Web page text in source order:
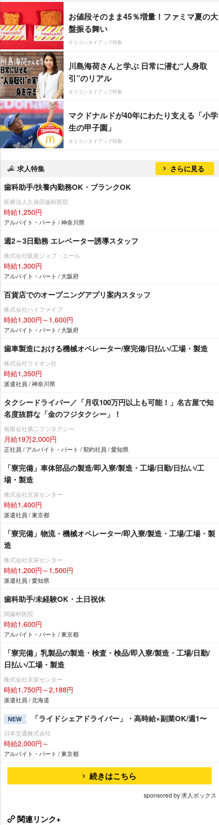
お値段そのまま45％増量！ファミマ夏の大
盤振る舞い
オリコンタイアップ特集
川島海荷さんと学ぶ 日常に潜む“人身取
引”のリアル
オリコンタイアップ特集
マクドナルドが40年にわたり支える「小学
生の甲子園」
オリコンタイアップ特集
求人特集 さらに見る
歯科助手/扶養内勤務OK・ブランクOK
医療法人久保田歯科医院
時給1,250円
アルバイト・パート / 神奈川県
週2～3日勤務 エレベーター誘導スタッフ
株式会社阪急ジョブ・エール
時給1,300円
アルバイト・パート / 大阪府
百貨店でのオープニングアプリ案内スタッフ
株式会社ハイファイブ
時給1,300円～1,600円
アルバイト・パート / 大阪府
歯車製造における機械オペレーター/寮完備/日払い/工場・製造
株式会社ライオン社
時給1,350円
派遣社員 / 神奈川県
タクシードライバー／「月収100万円以上も可能！」名古屋で知
名度抜群な「金のフジタクシー」！
有限会社第二フジタクシー
月給19万2,000円
正社員 / アルバイト・パート / 契約社員 / 愛知県
「寮完備」車体部品の製造/即入寮/製造・工場/日勤/日払い/工
場・製造
株式会社京栄センター
時給1,400円
派遣社員 / 東京都
「寮完備」物流・機械オペレーター/即入寮/製造・工場/工場・製
造
株式会社京栄センター
時給1,200円～1,500円
派遣社員 / 愛知県
歯科助手/未経験OK・土日祝休
関歯科医院
時給1,600円
アルバイト・パート / 東京都
「寮完備」乳製品の製造・検査・検品/即入寮/製造・工場/日勤/
日払い/工場・製造
株式会社京栄センター
時給1,750円～2,188円
派遣社員 / 北海道
NEW 「ライドシェアドライバー」・高時給×副業OK/週1〜
日本交通株式会社
時給2,000円～
アルバイト・パート / 東京都
続きはこちら
sponsored by 求人ボックス
関連リンク+